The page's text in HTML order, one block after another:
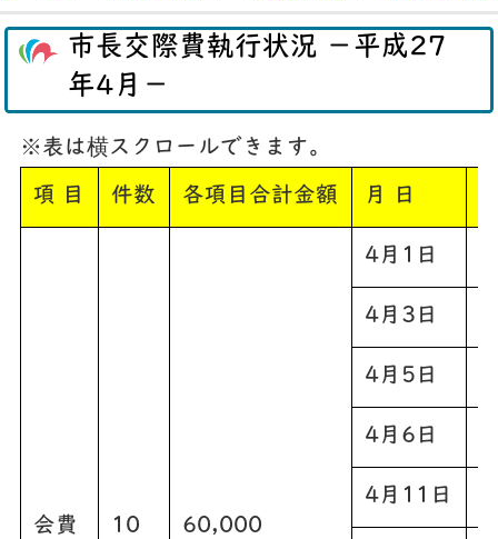
市長交際費執行状況 －平成27
年4月－
※表は横スクロールできます。
項 目 件数 各項目合計金額 月 日
会費 10 60,000
4月1日
4月3日
4月5日
4月6日
4月11日